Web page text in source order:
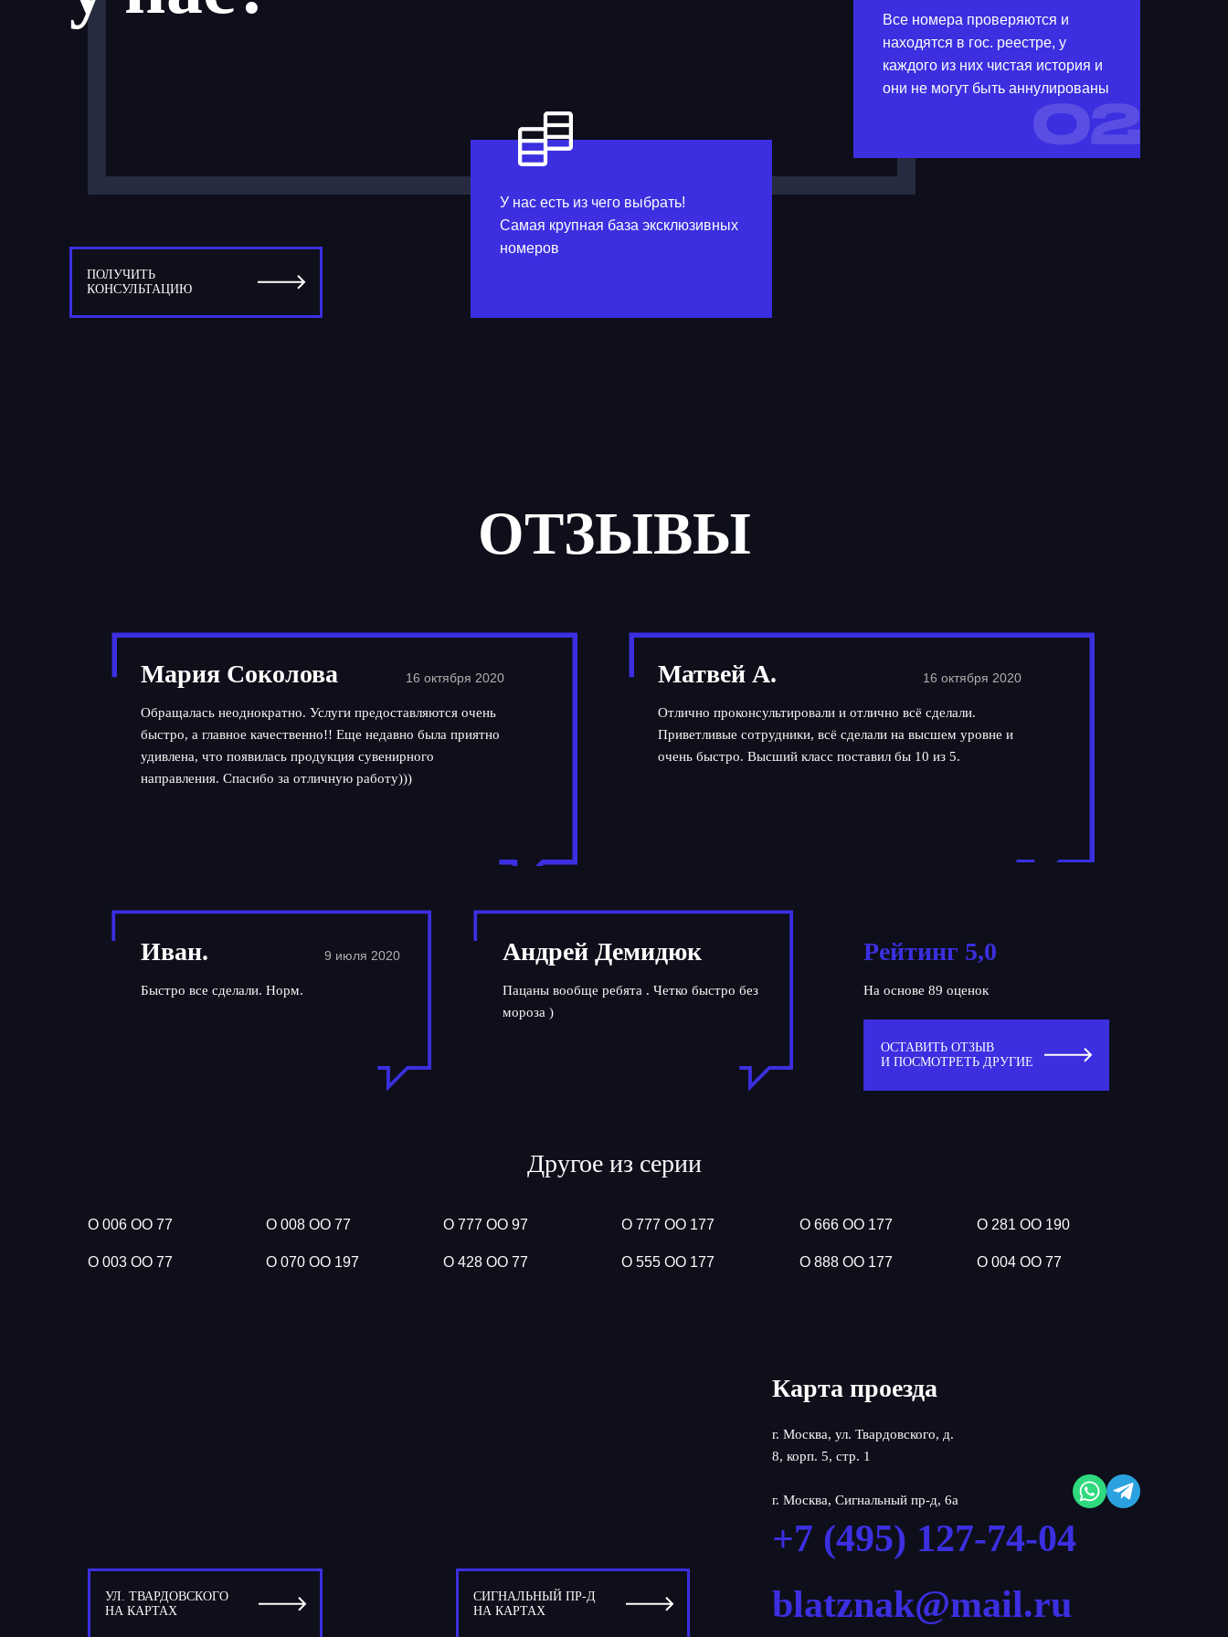
Все номера проверяются и
находятся в гос. реестре, у
каждого из них чистая история и
они не могут быть аннулированы
ПОЛУЧИТЬ
КОНСУЛЬТАЦИЮ
У нас есть из чего выбрать!
Самая крупная база эксклюзивных
номеров
ОТЗЫВЫ
Мария Соколова 16 октября 2020
Обращалась неоднократно. Услуги предоставляются очень
быстро, а главное качественно!! Еще недавно была приятно
удивлена, что появилась продукция сувенирного
направления. Спасибо за отличную работу)))
Матвей А. 16 октября 2020
Отлично проконсультировали и отлично всё сделали.
Приветливые сотрудники, всё сделали на высшем уровне и
очень быстро. Высший класс поставил бы 10 из 5.
Иван. 9 июля 2020
Быстро все сделали. Норм.
Андрей Демидюк
Пацаны вообще ребята . Четко быстро без
мороза )
Рейтинг 5,0
На основе 89 оценок
ОСТАВИТЬ ОТЗЫВ
И ПОСМОТРЕТЬ ДРУГИЕ
Другое из серии
О 006 ОО 77 О 008 ОО 77 О 777 ОО 97 О 777 ОО 177 О 666 ОО 177 О 281 ОО 190
О 003 ОО 77 О 070 ОО 197 О 428 ОО 77 О 555 ОО 177 О 888 ОО 177 О 004 ОО 77
УЛ. ТВАРДОВСКОГО
НА КАРТАХ
СИГНАЛЬНЫЙ ПР-Д
НА КАРТАХ
Карта проезда
г. Москва, ул. Твардовского, д.
8, корп. 5, стр. 1
г. Москва, Сигнальный пр-д, 6а
+7 (495) 127-74-04
blatznak@mail.ru